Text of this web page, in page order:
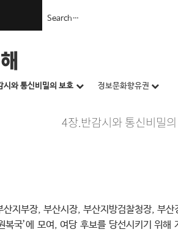
시와 통신비밀의 보호
정보문화향유권
4장.반감시와 통신비밀의
지부장, 부산시장, 부산지방검찰청장, 부산
국’에 모여, 여당 후보를 당선시키기 위해